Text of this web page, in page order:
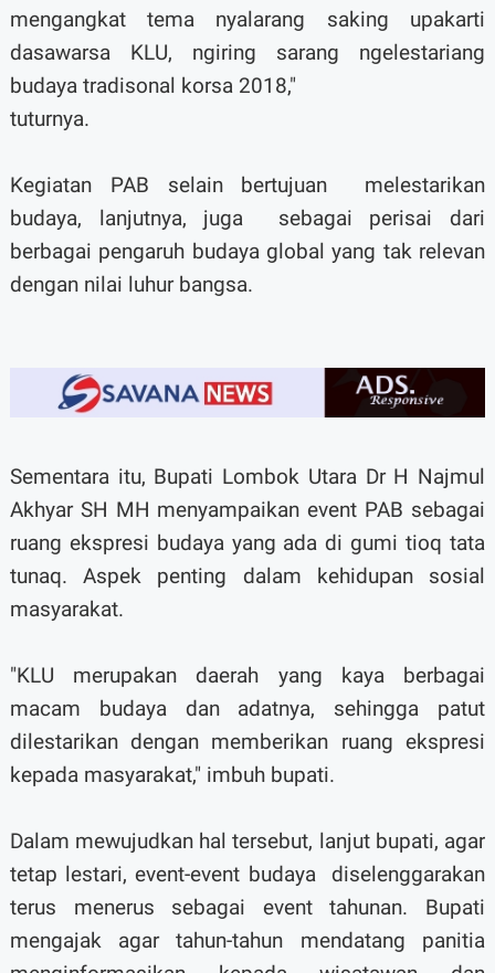
mengangkat tema nyalarang saking upakarti
dasawarsa KLU, ngiring sarang ngelestariang
budaya tradisonal korsa 2018,"
tuturnya.
Kegiatan PAB selain bertujuan
melestarikan
budaya, lanjutnya, juga
sebagai perisai dari
berbagai pengaruh budaya global yang tak relevan
dengan nilai luhur bangsa.
Sementara itu, Bupati Lombok Utara Dr H Najmul
Akhyar SH MH menyampaikan event PAB sebagai
ruang ekspresi budaya yang ada di gumi tioq tata
tunaq. Aspek penting dalam kehidupan sosial
masyarakat.
"KLU merupakan daerah yang kaya berbagai
macam budaya dan adatnya, sehingga patut
dilestarikan dengan memberikan ruang ekspresi
kepada masyarakat," imbuh bupati.
Dalam mewujudkan hal tersebut, lanjut bupati, agar
tetap lestari, event-event budaya
diselenggarakan
terus menerus sebagai event tahunan. Bupati
mengajak agar tahun-tahun mendatang panitia